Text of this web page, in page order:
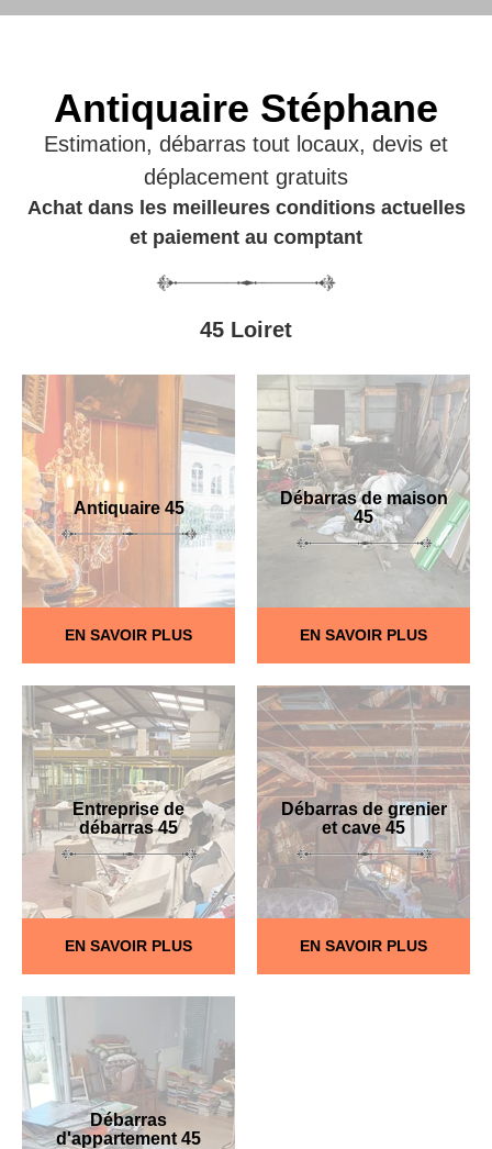
Antiquaire Stéphane
Estimation, débarras tout locaux, devis et
déplacement gratuits
Achat dans les meilleures conditions actuelles
et paiement au comptant
45 Loiret
Antiquaire 45
EN SAVOIR PLUS
Débarras de maison
45
EN SAVOIR PLUS
Entreprise de
débarras 45
EN SAVOIR PLUS
Débarras de grenier
et cave 45
EN SAVOIR PLUS
Débarras
d'appartement 45